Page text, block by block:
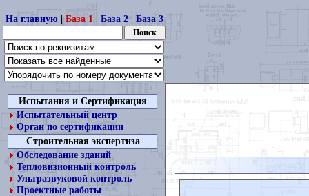
На главную| База 1| База 2| База 3
Испытания и Сертификация
Испытательный центр
Орган по сертификации
Строительная экспертиза
Обследование зданий
Тепловизионный контроль
Ультразвуковой контроль
Проектные работы